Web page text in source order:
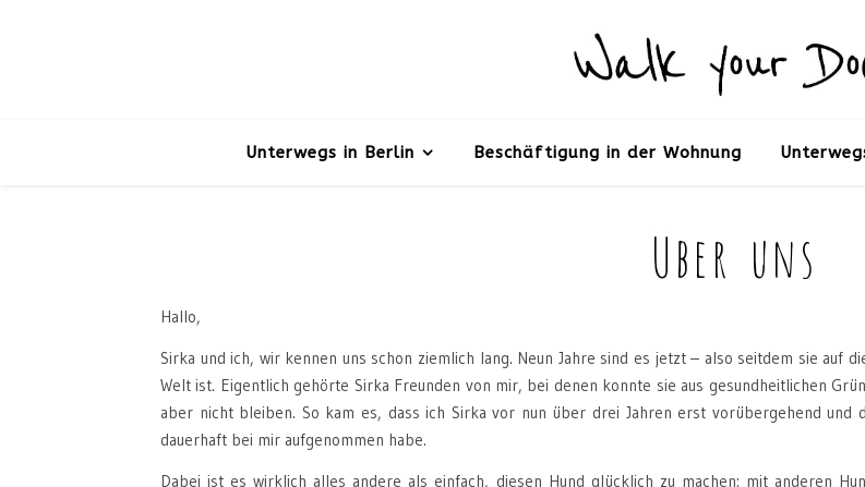
Unterwegs in Berlin Beschäftigung in der Wohnung
Über uns
Hallo,
Sirka und ich, wir kennen uns schon ziemlich lang. Neun Jahre sind es jetzt – also seitdem sie auf
Welt ist. Eigentlich gehörte Sirka Freunden von mir, bei denen konnte sie aus gesundheitlichen
aber nicht bleiben. So kam es, dass ich Sirka vor nun über drei Jahren erst vorübergehend und
dauerhaft bei mir aufgenommen habe.
Dabei ist es wirklich alles andere als einfach, diesen Hund glücklich zu machen: mit anderen